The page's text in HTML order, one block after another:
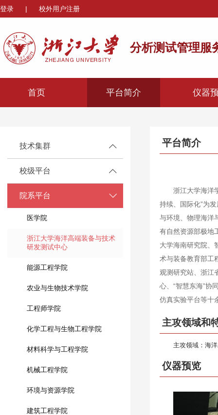
登录 | 校外用户注册
分析测试管理服
首页 平台简介 仪器
技术集群
校级平台
院系平台
医学院
浙江大学海洋高端装备与技术
研发测试中心
能源工程学院
农业与生物技术学院
工程师学院
化学工程与生物工程学院
材料科学与工程学院
机械工程学院
环境与资源学院
建筑工程学院
平台简介
浙江大学海洋
持续、国际化”为
与环境、物理海洋
有自然资源部极地
大学海南研究院、
术与装备教育部工
观测研究站、浙江
心、“智慧东海”协
仿真实验平台等十
主攻领域和
主攻领域：海
仪器预览